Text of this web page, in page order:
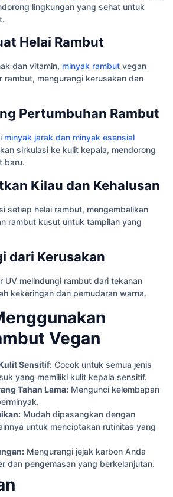
lingkungan yang sehat untuk
Helai Rambut
dan vitamin, minyak rambut vegan
rambut, mengurangi kerusakan dan
Pertumbuhan Rambut
minyak jarak dan minyak esensial
sirkulasi ke kulit kepala, mendorong
baru.
Kilau dan Kehalusan
setiap helai rambut, mengembalikan
rambut kusut untuk tampilan yang
dari Kerusakan
UV melindungi rambut dari tekanan
kekeringan dan pemudaran warna.
Vegan
Sensitif: Cocok untuk semua jenis
yang memiliki kulit kepala sensitif.
Tahan Lama: Mengunci kelembapan
Mudah dipasangkan dengan
untuk menciptakan rutinitas yang
Mengurangi jejak karbon Anda
dan pengemasan yang berkelanjutan.